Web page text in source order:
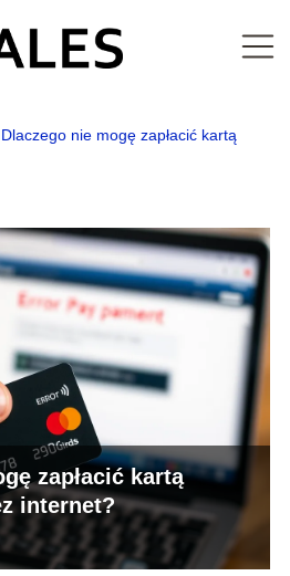
Dlaczego nie mogę zapłacić kartą
zapłacić kartą
internet?